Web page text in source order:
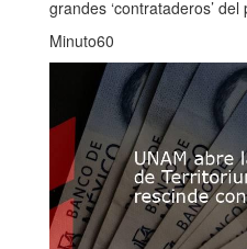
grandes ‘contrataderos’ del
Minuto60